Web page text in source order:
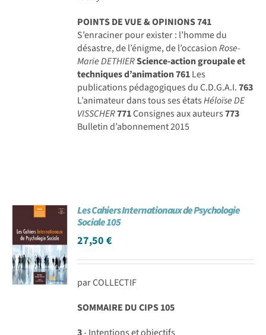
POINTS DE VUE & OPINIONS741
S’enraciner pour exister : l’homme du
désastre, de l’énigme, de l’occasionRose-
Marie DETHIERScience-action groupale et
techniques d’animation761Les
publications pédagogiques du C.D.G.A.I.763
L’animateur dans tous ses étatsHéloïse DE
VISSCHER771Consignes aux auteurs773
Bulletin d’abonnement 2015
Les Cahiers Internationaux de Psychologie
Sociale 105
27,50€
par COLLECTIF
SOMMAIRE DU CIPS 105